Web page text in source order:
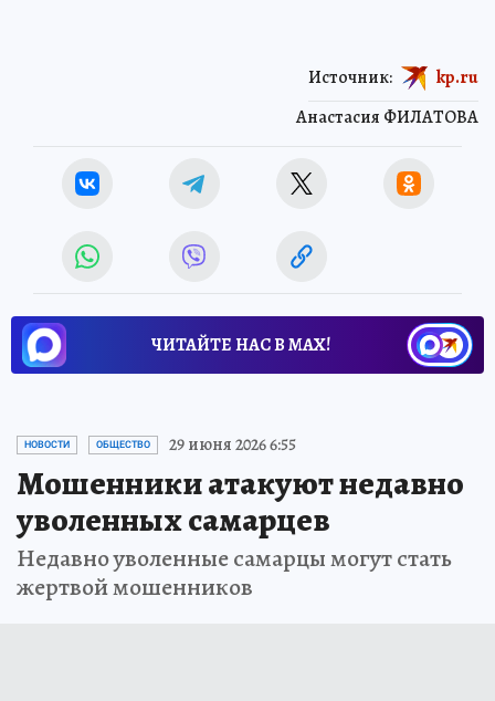
Анастасия ФИЛАТОВА
Источник: kp.ru
ЧИТАЙТЕ НАС В МАХ!
НОВОСТИ ОБЩЕСТВО 29 июня 2026 6:55
Мошенники атакуют недавно
уволенных самарцев
Недавно уволенные самарцы могут стать
жертвой мошенников